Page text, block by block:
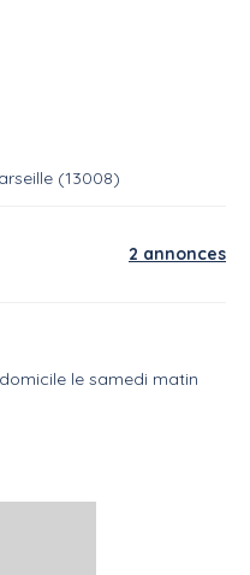
(13008)
2 annonces
le samedi matin